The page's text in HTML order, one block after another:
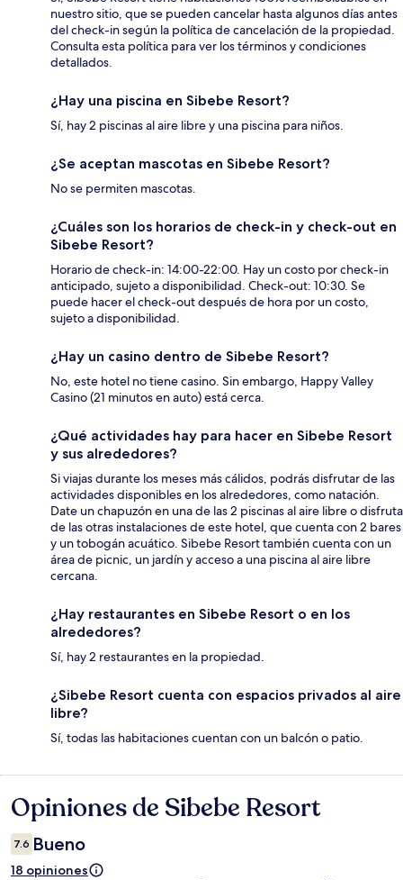
nuestro sitio, que se pueden cancelar hasta algunos días antes
del check-in según la política de cancelación de la propiedad.
Consulta esta política para ver los términos y condiciones
detallados.
¿Hay una piscina en Sibebe Resort?
Sí, hay 2 piscinas al aire libre y una piscina para niños.
¿Se aceptan mascotas en Sibebe Resort?
No se permiten mascotas.
¿Cuáles son los horarios de check-in y check-out en
Sibebe Resort?
Horario de check-in: 14:00-22:00. Hay un costo por check-in
anticipado, sujeto a disponibilidad. Check-out: 10:30. Se
puede hacer el check-out después de hora por un costo,
sujeto a disponibilidad.
¿Hay un casino dentro de Sibebe Resort?
No, este hotel no tiene casino. Sin embargo, Happy Valley
Casino (21 minutos en auto) está cerca.
¿Qué actividades hay para hacer en Sibebe Resort
y sus alrededores?
Si viajas durante los meses más cálidos, podrás disfrutar de las
actividades disponibles en los alrededores, como natación.
Date un chapuzón en una de las 2 piscinas al aire libre o disfruta
de las otras instalaciones de este hotel, que cuenta con 2 bares
y un tobogán acuático. Sibebe Resort también cuenta con un
área de picnic, un jardín y acceso a una piscina al aire libre
cercana.
¿Hay restaurantes en Sibebe Resort o en los
alrededores?
Sí, hay 2 restaurantes en la propiedad.
¿Sibebe Resort cuenta con espacios privados al aire
libre?
Sí, todas las habitaciones cuentan con un balcón o patio.
Opiniones
Opiniones de Sibebe Resort
7.6 Bueno
18 opiniones